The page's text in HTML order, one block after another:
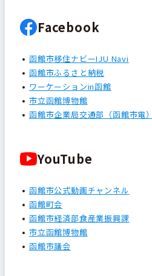
Facebook
函館市移住ナビーIJU Navi
函館市ふるさと納税
ワーケーションin函館
市立函館博物館
函館市企業局交通部（函館市電）
YouTube
函館市公式動画チャンネル
函館町会
函館市経済部食産業振興課
市立函館博物館
函館市議会